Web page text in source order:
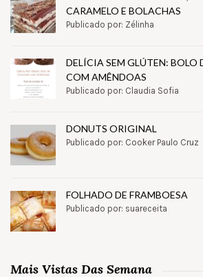
CARAMELO E BOLACHAS
Publicado por: Zélinha
DELÍCIA SEM GLÚTEN: BOLO
COM AMÊNDOAS
Publicado por: Claudia Sofia
DONUTS ORIGINAL
Publicado por: Cooker Paulo Cruz
FOLHADO DE FRAMBOESA
Publicado por: suareceita
Mais Vistas Das Semana